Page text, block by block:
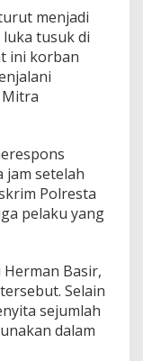
menjadi
tusuk di
ini korban
jam setelah
Polresta
pelaku yang
Basir,
Selain
sejumlah
dalam